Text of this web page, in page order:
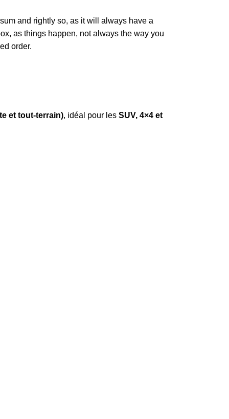
and rightly so, as it will always have a
as things happen, not always the way you
order.
et tout-terrain), idéal pour les SUV, 4×4 et